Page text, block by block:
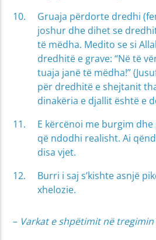
Gruaja përdorte dredhi
joshur dhe dihet se
të mëdha. Medito se si
dredhitë e grave: “Në të
tuaja janë të mëdha!”
për dredhitë e shejtanit
dinakëria e djallit është e
E kërcënoi me burgim
që ndodhi realisht. Ai
disa vjet.
Burri i saj s’kishte asnjë
xhelozie.
– Varkat e shpëtimit në tregimin